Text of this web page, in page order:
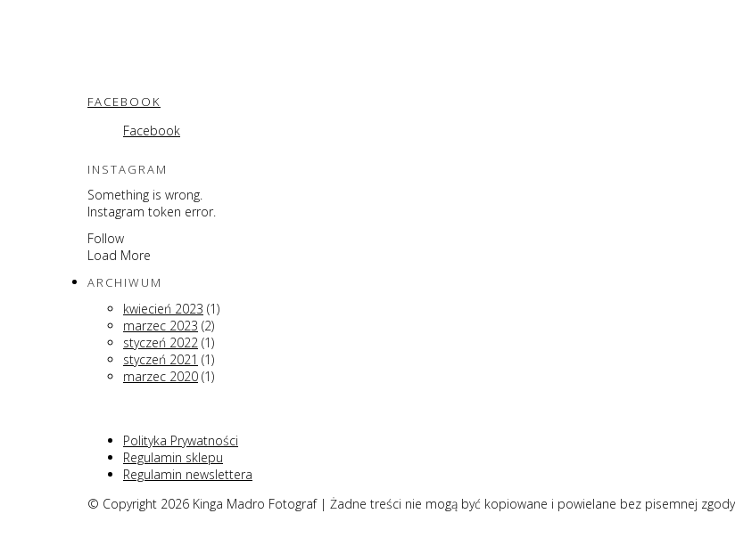
FACEBOOK
Facebook
INSTAGRAM
Something is wrong.
Instagram token error.
Follow
Load More
ARCHIWUM
kwiecień 2023 (1)
marzec 2023 (2)
styczeń 2022 (1)
styczeń 2021 (1)
marzec 2020 (1)
Polityka Prywatności
Regulamin sklepu
Regulamin newslettera
© Copyright 2026 Kinga Madro Fotograf | Żadne treści nie mogą być kopiowane i powielane bez pisemnej